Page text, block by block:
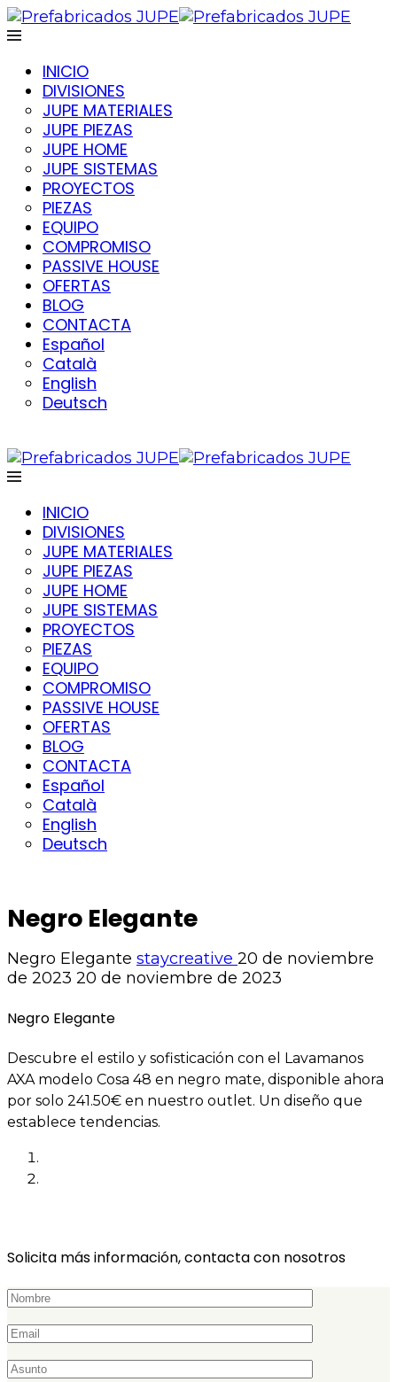
INICIO
DIVISIONES
JUPE MATERIALES
JUPE PIEZAS
JUPE HOME
JUPE SISTEMAS
PROYECTOS
PIEZAS
EQUIPO
COMPROMISO
PASSIVE HOUSE
OFERTAS
BLOG
CONTACTA
Español
Català
English
Deutsch
INICIO
DIVISIONES
JUPE MATERIALES
JUPE PIEZAS
JUPE HOME
JUPE SISTEMAS
PROYECTOS
PIEZAS
EQUIPO
COMPROMISO
PASSIVE HOUSE
OFERTAS
BLOG
CONTACTA
Español
Català
English
Deutsch
Negro Elegante
Negro Elegante staycreative 20 de noviembre
de 2023 20 de noviembre de 2023
Negro Elegante
Descubre el estilo y sofisticación con el Lavamanos
AXA modelo Cosa 48 en negro mate, disponible ahora
por solo 241.50€ en nuestro outlet. Un diseño que
establece tendencias.
Solicita más información, contacta con nosotros